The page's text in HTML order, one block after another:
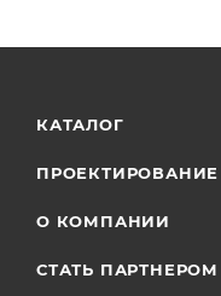
КАТАЛОГ
ПРОЕКТИРОВАНИЕ
О КОМПАНИИ
СТАТЬ ПАРТНЕРОМ